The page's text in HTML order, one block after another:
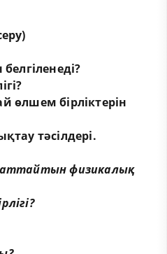
өлшем бірліктерін
тәсілдері.
физикалық